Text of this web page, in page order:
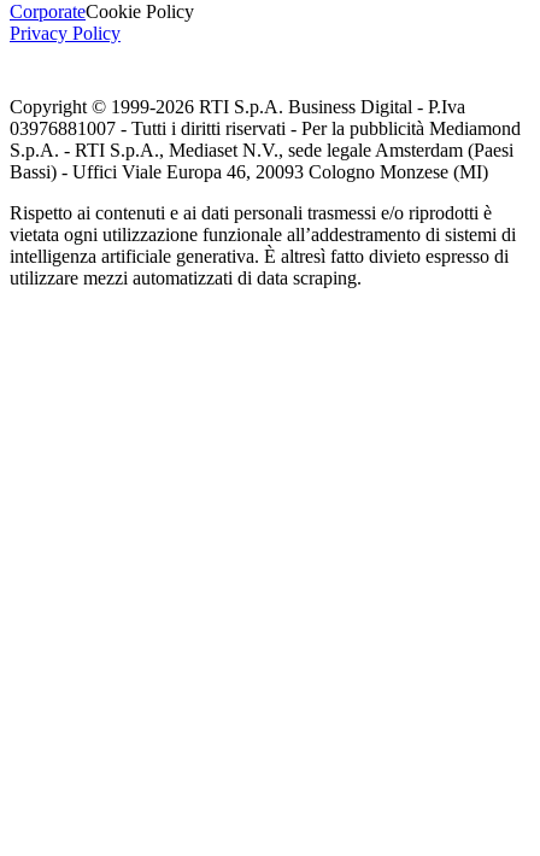
CorporateCookie Policy
Privacy Policy
Copyright © 1999-2026 RTI S.p.A. Business Digital - P.Iva
03976881007 - Tutti i diritti riservati - Per la pubblicità Mediamond
S.p.A. - RTI S.p.A., Mediaset N.V., sede legale Amsterdam (Paesi
Bassi) - Uffici Viale Europa 46, 20093 Cologno Monzese (MI)
Rispetto ai contenuti e ai dati personali trasmessi e/o riprodotti è
vietata ogni utilizzazione funzionale all’addestramento di sistemi di
intelligenza artificiale generativa. È altresì fatto divieto espresso di
utilizzare mezzi automatizzati di data scraping.